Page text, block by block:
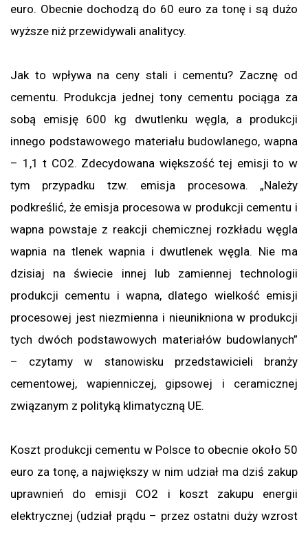
euro. Obecnie dochodzą do 60 euro za tonę i są dużo
wyższe niż przewidywali analitycy.
Jak to wpływa na ceny stali i cementu? Zacznę od
cementu. Produkcja jednej tony cementu pociąga za
sobą emisję 600 kg dwutlenku węgla, a produkcji
innego podstawowego materiału budowlanego, wapna
– 1,1 t CO2. Zdecydowana większość tej emisji to w
tym przypadku tzw. emisja procesowa. „Należy
podkreślić, że emisja procesowa w produkcji cementu i
wapna powstaje z reakcji chemicznej rozkładu węgla
wapnia na tlenek wapnia i dwutlenek węgla. Nie ma
dzisiaj na świecie innej lub zamiennej technologii
produkcji cementu i wapna, dlatego wielkość emisji
procesowej jest niezmienna i nieunikniona w produkcji
tych dwóch podstawowych materiałów budowlanych”
– czytamy w stanowisku przedstawicieli branży
cementowej, wapienniczej, gipsowej i ceramicznej
związanym z polityką klimatyczną UE.
Koszt produkcji cementu w Polsce to obecnie około 50
euro za tonę, a największy w nim udział ma dziś zakup
uprawnień do emisji CO2 i koszt zakupu energii
elektrycznej (udział prądu – przez ostatni duży wzrost